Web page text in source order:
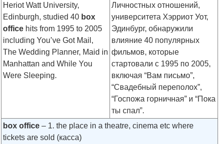
Heriot Watt University,
Edinburgh, studied 40 box
office hits from 1995 to 2005
including You’ve Got Mail,
The Wedding Planner, Maid in
Manhattan and While You
Were Sleeping.
Личностных отношений,
университета Хэрриот Уот,
Эдинбург, обнаружили
влияние 40 популярных
фильмов, которые
стартовали с 1995 по 2005,
включая “Вам письмо”,
“Свадебный переполох”,
“Госпожа горничная” и “Пока
ты спал”.
box office – 1. the place in a theatre, cinema etc where
tickets are sold (касса)